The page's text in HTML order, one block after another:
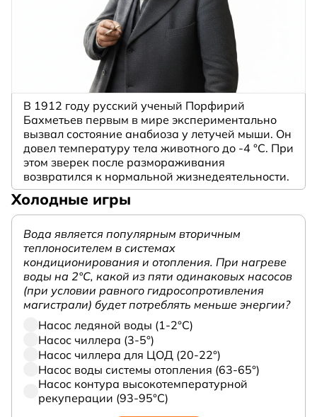
В 1912 году русский ученый Порфирий
Бахметьев первым в мире экспериментально
вызвал состояние анабиоза у летучей мыши. Он
довел температуру тела животного до -4 °C. При
этом зверек после размораживания
возвратился к нормальной жизнедеятельности.
Холодные игры
Вода является популярным вторичным
теплоносителем в системах
кондиционирования и отопления. При нагреве
воды на 2°С, какой из пяти одинаковых насосов
(при условии равного гидросопротивления
магистрали) будет потреблять меньше энергии?
Насос ледяной воды (1-2°С)
Насос чиллера (3-5°)
Насос чиллера для ЦОД (20-22°)
Насос воды системы отопления (63-65°)
Насос контура высокотемпературной
рекуперации (93-95°С)